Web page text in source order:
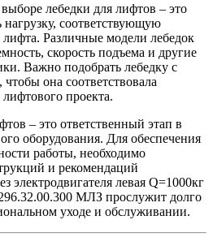
лебедки для лифтов – это
соответствующую
Различные модели лебедок
скорость подъема и другие
Важно подобрать лебедку с
она соответствовала
проекта.
– это ответственный этап в
оборудования. Для обеспечения
работы, необходимо
и рекомендаций
электродвигателя левая Q=1000кг
МЛЗ прослужит долго
уходе и обслуживании.